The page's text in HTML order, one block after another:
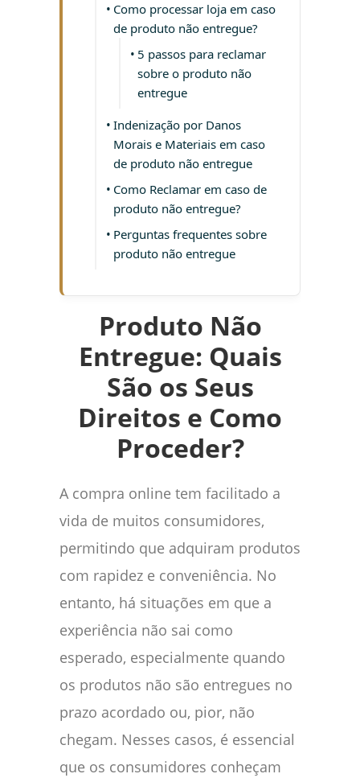
Como processar loja em caso
de produto não entregue?
5 passos para reclamar
sobre o produto não
entregue
Indenização por Danos
Morais e Materiais em caso
de produto não entregue
Como Reclamar em caso de
produto não entregue?
Perguntas frequentes sobre
produto não entregue
Produto Não
Entregue: Quais
São os Seus
Direitos e Como
Proceder?
A compra online tem facilitado a
vida de muitos consumidores,
permitindo que adquiram produtos
com rapidez e conveniência. No
entanto, há situações em que a
experiência não sai como
esperado, especialmente quando
os produtos não são entregues no
prazo acordado ou, pior, não
chegam. Nesses casos, é essencial
que os consumidores conheçam